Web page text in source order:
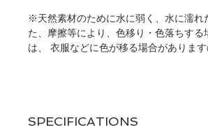
※天然素材のために水に弱く、水に濡
た、摩擦等により、色移り・色落ちす
は、 衣服などに色が移る場合がありま
SPECIFICATIONS